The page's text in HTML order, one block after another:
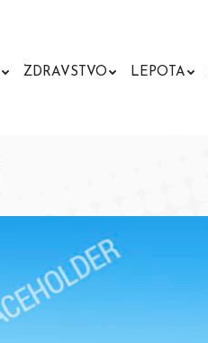
ZDRAVSTVO LEPOTA